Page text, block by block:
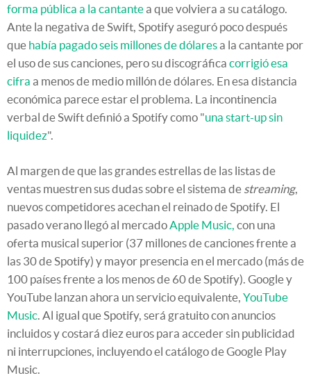
forma pública a la cantantea que volviera a su catálogo.
Ante la negativa de Swift, Spotify aseguró poco después
que había pagado seis millones de dólaresa la cantante por
el uso de sus canciones, pero su discográfica corrigió esa
cifra a menos de medio millón de dólares. En esa distancia
económica parece estar el problema. La incontinencia
verbal de Swift definió a Spotify como "una start-up sin
liquidez".
Al margen de que las grandes estrellas de las listas de
ventas muestren sus dudas sobre el sistema de streaming,
nuevos competidores acechan el reinado de Spotify. El
pasado verano llegó al mercadoApple Music, con una
oferta musical superior (37 millones de canciones frente a
las 30 de Spotify) y mayor presencia en el mercado (más de
100 países frente a los menos de 60 de Spotify). Google y
YouTube lanzan ahora un servicio equivalente, YouTube
Music. Al igual que Spotify, será gratuito con anuncios
incluidos y costará diez euros para acceder sin publicidad
ni interrupciones, incluyendo el catálogo de Google Play
Music.